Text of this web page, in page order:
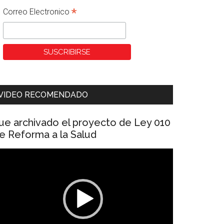
Correo Electronico *
RECOMENDADO
archivado el proyecto de Ley 010
Reforma a la Salud